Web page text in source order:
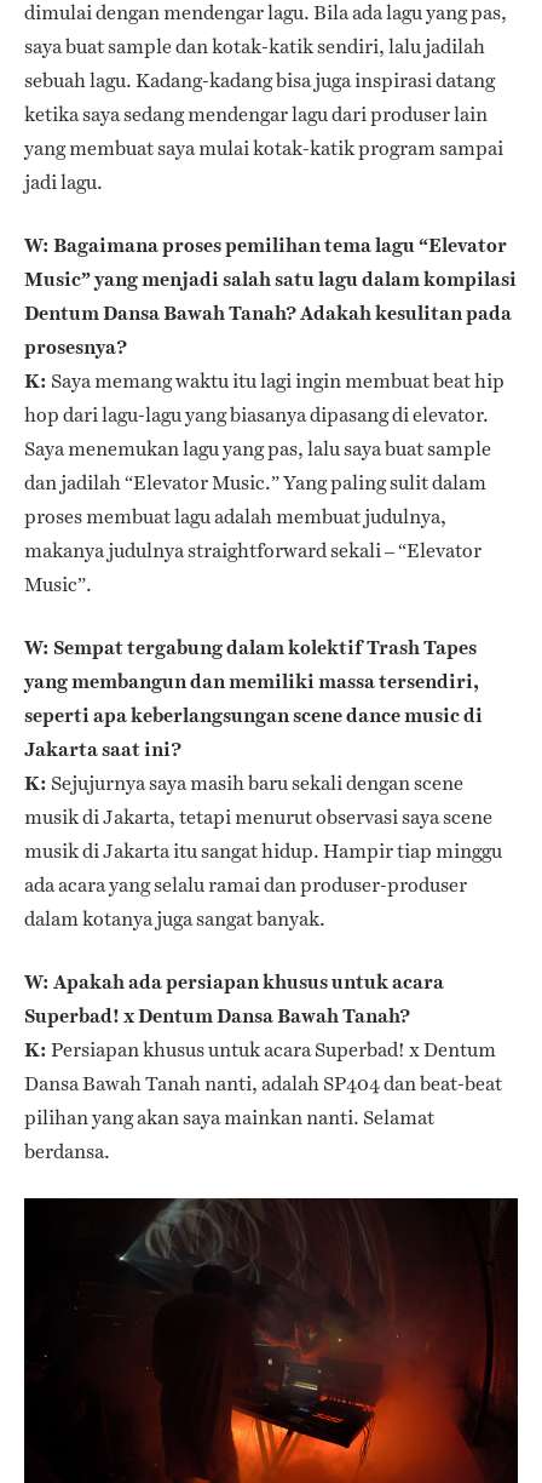
dimulai dengan mendengar lagu. Bila ada lagu yang pas,
saya buat sample dan kotak-katik sendiri, lalu jadilah
sebuah lagu. Kadang-kadang bisa juga inspirasi datang
ketika saya sedang mendengar lagu dari produser lain
yang membuat saya mulai kotak-katik program sampai
jadi lagu.
W: Bagaimana proses pemilihan tema lagu “Elevator
Music” yang menjadi salah satu lagu dalam kompilasi
Dentum Dansa Bawah Tanah? Adakah kesulitan pada
prosesnya?
K: Saya memang waktu itu lagi ingin membuat beat hip
hop dari lagu-lagu yang biasanya dipasang di elevator.
Saya menemukan lagu yang pas, lalu saya buat sample
dan jadilah “Elevator Music.” Yang paling sulit dalam
proses membuat lagu adalah membuat judulnya,
makanya judulnya straightforward sekali – “Elevator
Music”.
W: Sempat tergabung dalam kolektif Trash Tapes
yang membangun dan memiliki massa tersendiri,
seperti apa keberlangsungan scene dance music di
Jakarta saat ini?
K: Sejujurnya saya masih baru sekali dengan scene
musik di Jakarta, tetapi menurut observasi saya scene
musik di Jakarta itu sangat hidup. Hampir tiap minggu
ada acara yang selalu ramai dan produser-produser
dalam kotanya juga sangat banyak.
W: Apakah ada persiapan khusus untuk acara
Superbad! x Dentum Dansa Bawah Tanah?
K: Persiapan khusus untuk acara Superbad! x Dentum
Dansa Bawah Tanah nanti, adalah SP404 dan beat-beat
pilihan yang akan saya mainkan nanti. Selamat
berdansa.